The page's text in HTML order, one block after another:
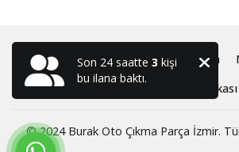
Anasayfa Oto Çıkma ve Yedek Parça
Hakkımızda
Gizlilik Politikası
© 2024 Burak Oto Çıkma Parça İzmir.
Son 24 saatte 3 kişi
bu ilana baktı.